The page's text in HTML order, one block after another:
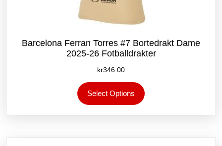
Barcelona Ferran Torres #7 Bortedrakt Dame
2025-26 Fotballdrakter
kr346.00
Select Options
produktet
flere
Alternativene